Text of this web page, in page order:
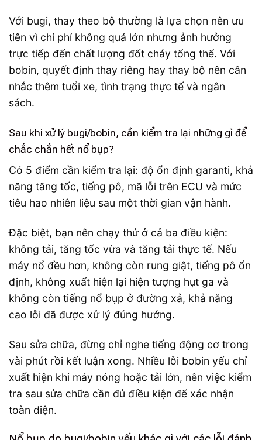
Với bugi, thay theo bộ thường là lựa chọn nên ưu
tiên vì chi phí không quá lớn nhưng ảnh hưởng
trực tiếp đến chất lượng đốt cháy tổng thể. Với
bobin, quyết định thay riêng hay thay bộ nên cân
nhắc thêm tuổi xe, tình trạng thực tế và ngân
sách.
Sau khi xử lý bugi/bobin, cần kiểm tra lại những gì để
chắc chắn hết nổ bụp?
Có 5 điểm cần kiểm tra lại: độ ổn định garanti, khả
năng tăng tốc, tiếng pô, mã lỗi trên ECU và mức
tiêu hao nhiên liệu sau một thời gian vận hành.
Đặc biệt, bạn nên chạy thử ở cả ba điều kiện:
không tải, tăng tốc vừa và tăng tải thực tế. Nếu
máy nổ đều hơn, không còn rung giật, tiếng pô ổn
định, không xuất hiện lại hiện tượng hụt ga và
không còn tiếng nổ bụp ở đường xả, khả năng
cao lỗi đã được xử lý đúng hướng.
Sau sửa chữa, đừng chỉ nghe tiếng động cơ trong
vài phút rồi kết luận xong. Nhiều lỗi bobin yếu chỉ
xuất hiện khi máy nóng hoặc tải lớn, nên việc kiểm
tra sau sửa chữa cần đủ điều kiện để xác nhận
toàn diện.